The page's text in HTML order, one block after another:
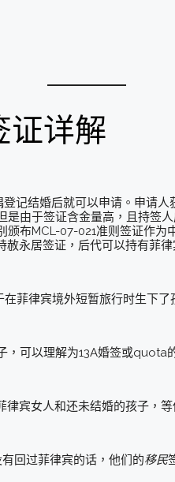
证详解
记结婚后就可以申请。申请
由于签证含金量高，且持签
颁布MCL-07-021准则签证作为
永居签证，后代可以持有菲
菲律宾境外短暂旅行时生下
，可以理解为13A婚签或quota
宾女人和还未结婚的孩子，
回过菲律宾的话，他们的移民